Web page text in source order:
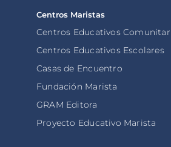
Centros Maristas
Centros Educativos
Centros Educativos Escolares
Casas de Encuentro
Fundación Marista
GRAM Editora
Proyecto Educativo Marista